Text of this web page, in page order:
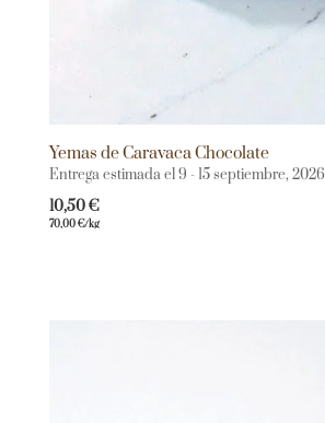
Yemas de Caravaca Chocolate
Entrega estimada el 9 - 15 septiembre, 2026
10,50€
70,00€/kg